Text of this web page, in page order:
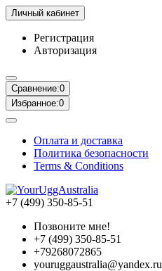
Личный кабинет
Регистрация
Авторизация
Сравнение:0
Избранное:0
Оплата и доставка
Политика безопасности
Terms & Conditions
+7 (499) 350-85-51
Позвоните мне!
+7 (499) 350-85-51
+79268072865
youruggaustralia@yandex.ru